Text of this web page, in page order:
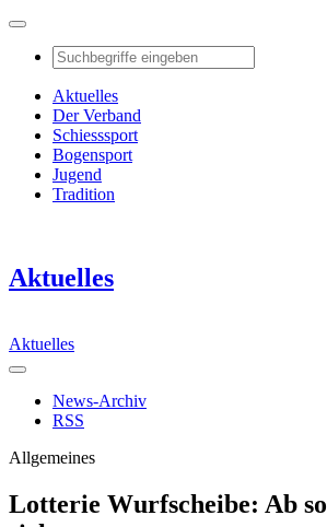
Aktuelles
Der Verband
Schiesssport
Bogensport
Jugend
Tradition
Aktuelles
Aktuelles
News-Archiv
RSS
Allgemeines
Lotterie Wurfscheibe: Ab